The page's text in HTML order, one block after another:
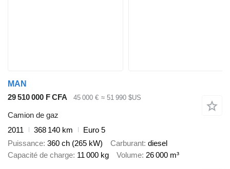
MAN
29 510 000 F CFA
45 000 € ≈ 51 990 $US
Camion de gaz
2011
368 140 km
Euro 5
Puissance 360 ch (265 kW) Carburant diesel
Capacité de charge 11 000 kg Volume 26 000 m³